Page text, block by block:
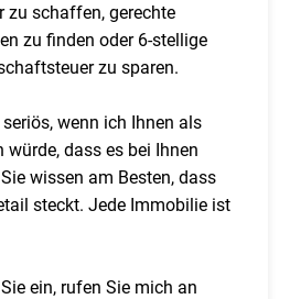
zu schaffen, gerechte
zu finden oder 6-stellige
zu sparen.
wenn ich Ihnen als
dass es bei Ihnen
wissen am Besten, dass
steckt. Jede Immobilie ist
ein, rufen Sie mich an